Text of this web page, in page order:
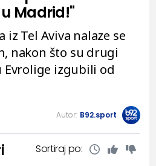
Madrid!"
iz Tel Aviva nalaze se
nakon što su drugi
izgubili od
Autor: B92.sport
Sortiraj po: